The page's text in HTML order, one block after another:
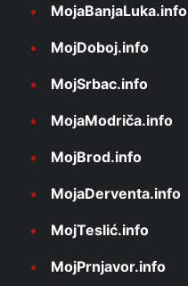
MojaBanjaLuka.info
MojDoboj.info
MojSrbac.info
MojaModriča.info
MojBrod.info
MojaDerventa.info
MojTeslić.info
MojPrnjavor.info